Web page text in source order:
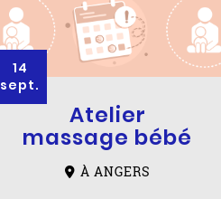
Atelier
massage bébé
14
sept.
À ANGERS